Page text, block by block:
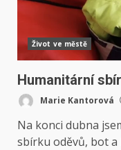
Život ve městě
Humanitární
Marie Kantorová
Na konci dubna
sbírku oděvů, bot a